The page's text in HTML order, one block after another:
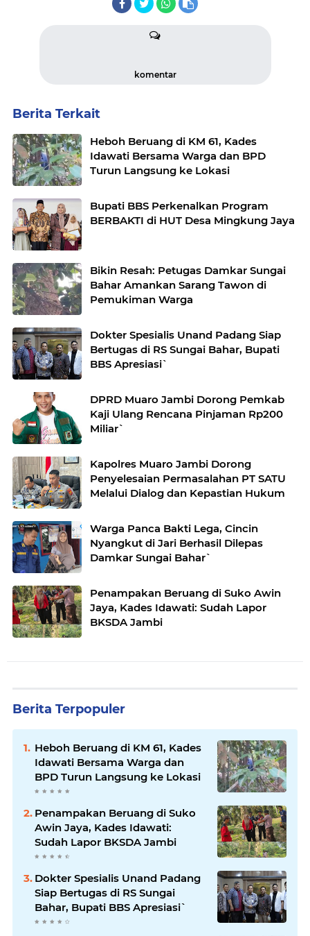
komentar
Berita Terkait
Heboh Beruang di KM 61, Kades
Idawati Bersama Warga dan BPD
Turun Langsung ke Lokasi
Bupati BBS Perkenalkan Program
BERBAKTI di HUT Desa Mingkung Jaya
Bikin Resah: Petugas Damkar Sungai
Bahar Amankan Sarang Tawon di
Pemukiman Warga
Dokter Spesialis Unand Padang Siap
Bertugas di RS Sungai Bahar, Bupati
BBS Apresiasi`
DPRD Muaro Jambi Dorong Pemkab
Kaji Ulang Rencana Pinjaman Rp200
Miliar`
Kapolres Muaro Jambi Dorong
Penyelesaian Permasalahan PT SATU
Melalui Dialog dan Kepastian Hukum
Warga Panca Bakti Lega, Cincin
Nyangkut di Jari Berhasil Dilepas
Damkar Sungai Bahar`
Penampakan Beruang di Suko Awin
Jaya, Kades Idawati: Sudah Lapor
BKSDA Jambi
Berita Terpopuler
Heboh Beruang di KM 61, Kades
Idawati Bersama Warga dan
BPD Turun Langsung ke Lokasi
Penampakan Beruang di Suko
Awin Jaya, Kades Idawati:
Sudah Lapor BKSDA Jambi
Dokter Spesialis Unand Padang
Siap Bertugas di RS Sungai
Bahar, Bupati BBS Apresiasi`